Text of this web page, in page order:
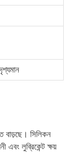
বাড়ছে। সিলিকন
এবং লুব্রিকেন্ট ক্ষয়